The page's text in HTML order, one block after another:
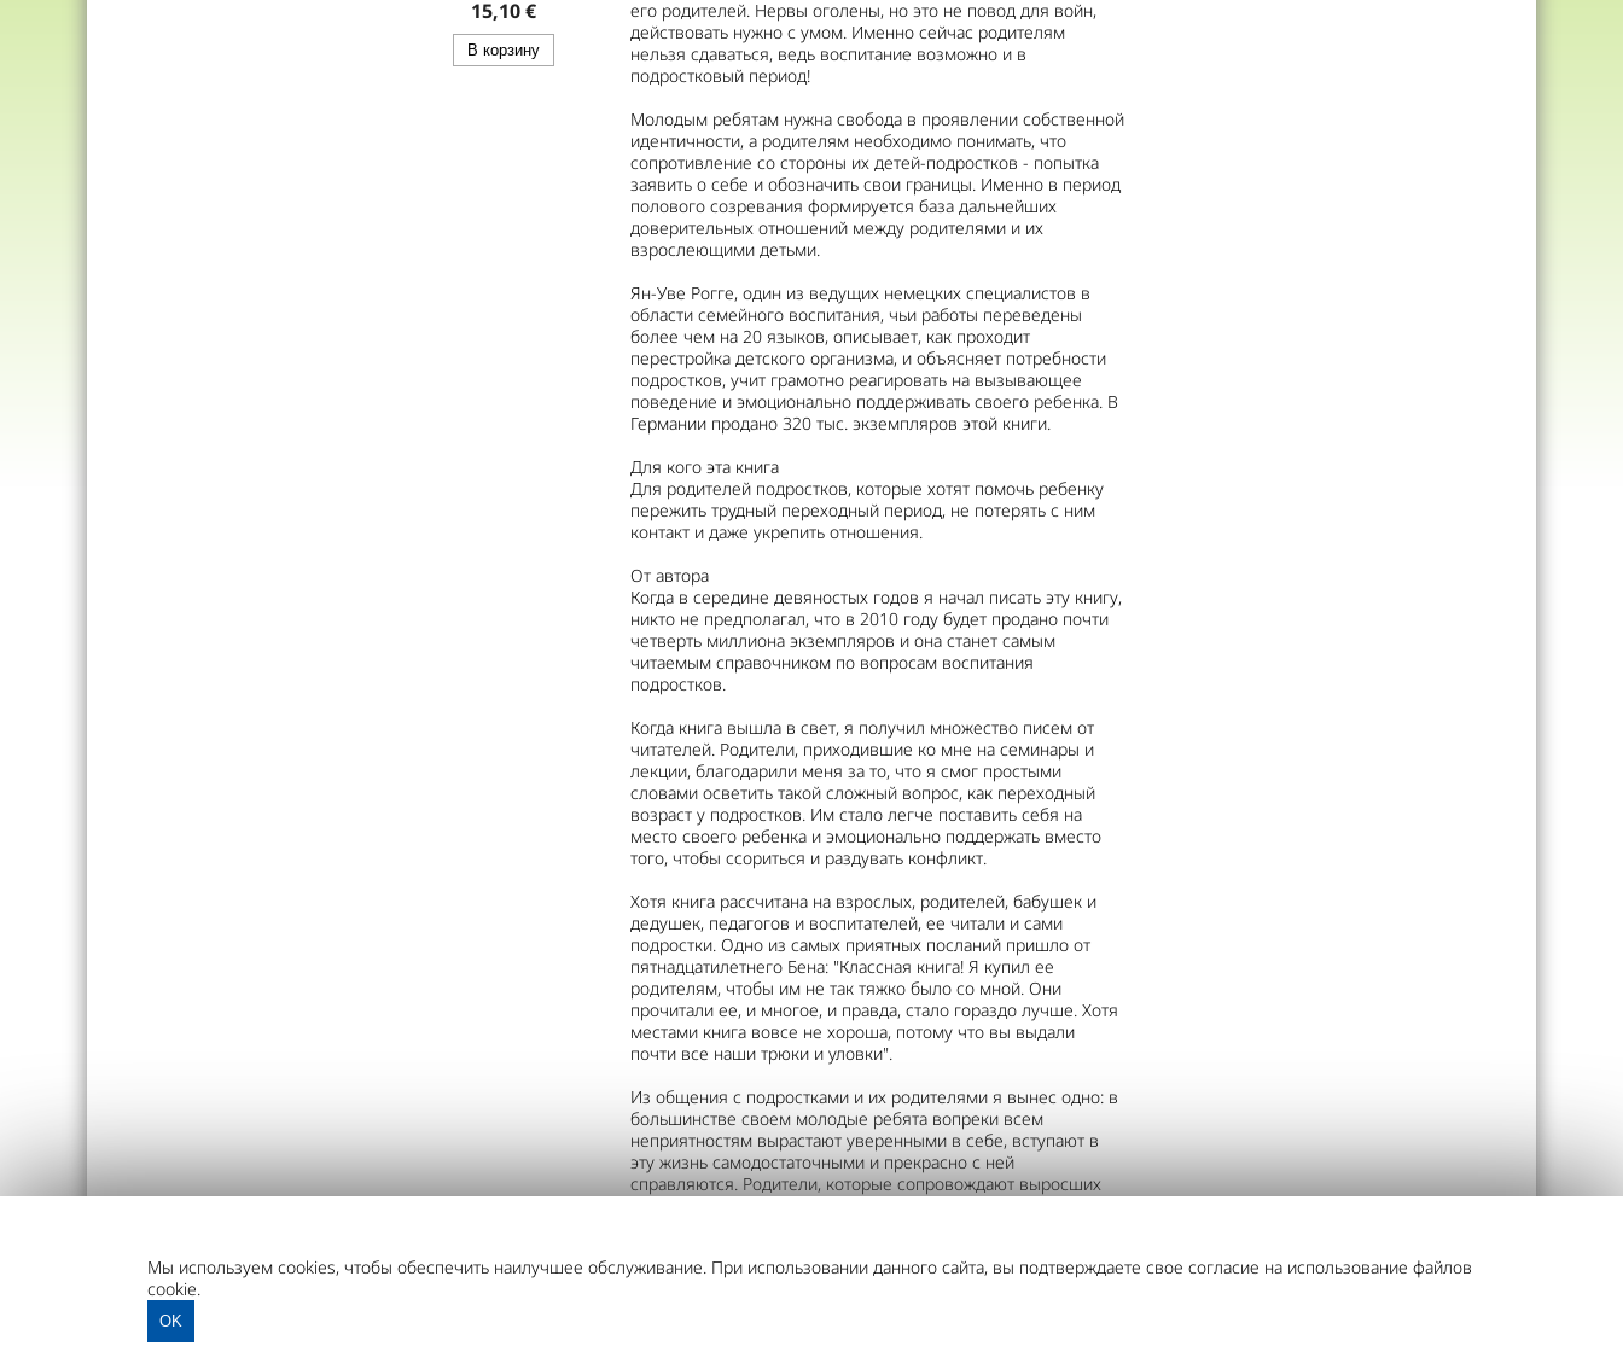
15,10 €
его родителей. Нервы оголены, но это не повод для войн,
действовать нужно с умом. Именно сейчас родителям
нельзя сдаваться, ведь воспитание возможно и в
подростковый период!
Молодым ребятам нужна свобода в проявлении собственной
идентичности, а родителям необходимо понимать, что
сопротивление со стороны их детей-подростков - попытка
заявить о себе и обозначить свои границы. Именно в период
полового созревания формируется база дальнейших
доверительных отношений между родителями и их
взрослеющими детьми.
Ян-Уве Рогге, один из ведущих немецких специалистов в
области семейного воспитания, чьи работы переведены
более чем на 20 языков, описывает, как проходит
перестройка детского организма, и объясняет потребности
подростков, учит грамотно реагировать на вызывающее
поведение и эмоционально поддерживать своего ребенка. В
Германии продано 320 тыс. экземпляров этой книги.
Для кого эта книга
Для родителей подростков, которые хотят помочь ребенку
пережить трудный переходный период, не потерять с ним
контакт и даже укрепить отношения.
От автора
Когда в середине девяностых годов я начал писать эту книгу,
никто не предполагал, что в 2010 году будет продано почти
четверть миллиона экземпляров и она станет самым
читаемым справочником по вопросам воспитания
подростков.
Когда книга вышла в свет, я получил множество писем от
читателей. Родители, приходившие ко мне на семинары и
лекции, благодарили меня за то, что я смог простыми
словами осветить такой сложный вопрос, как переходный
возраст у подростков. Им стало легче поставить себя на
место своего ребенка и эмоционально поддержать вместо
того, чтобы ссориться и раздувать конфликт.
Хотя книга рассчитана на взрослых, родителей, бабушек и
дедушек, педагогов и воспитателей, ее читали и сами
подростки. Одно из самых приятных посланий пришло от
пятнадцатилетнего Бена: "Классная книга! Я купил ее
родителям, чтобы им не так тяжко было со мной. Они
прочитали ее, и многое, и правда, стало гораздо лучше. Хотя
местами книга вовсе не хороша, потому что вы выдали
почти все наши трюки и уловки".
Из общения с подростками и их родителями я вынес одно: в
большинстве своем молодые ребята вопреки всем
неприятностям вырастают уверенными в себе, вступают в
эту жизнь самодостаточными и прекрасно с ней
справляются. Родители, которые сопровождают выросших
Мы используем cookies, чтобы обеспечить наилучшее обслуживание. При использовании данного сайта, вы подтверждаете свое согласие на использование файлов
cookie.
OK